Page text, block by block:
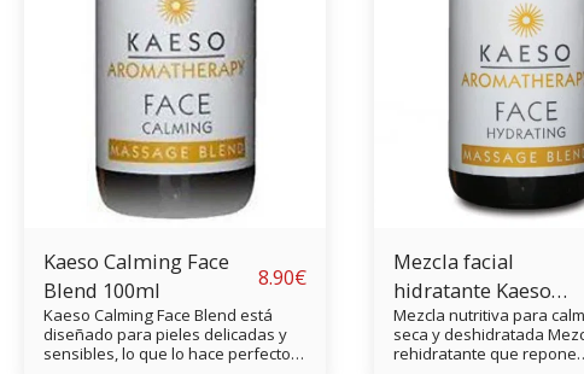
Kaeso Calming Face
Blend 100ml
8.90€
Kaeso Calming Face Blend está
diseñado para pieles delicadas y
sensibles, lo que lo hace perfecto
Mezcla facial
hidratante Kaeso
100ml
Mezcla nutritiva para
seca y deshidratada
rehidratante que repone